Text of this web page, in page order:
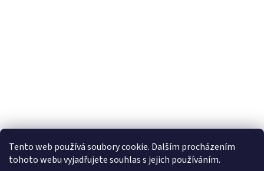
Tento web používá soubory cookie. Dalším procházením
tohoto webu vyjadřujete souhlas s jejich používáním.